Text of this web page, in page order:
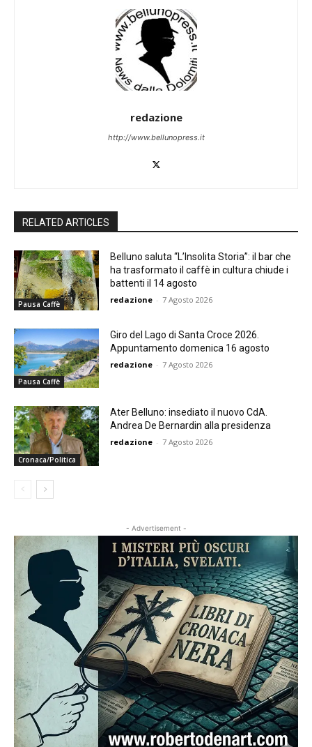
redazione
http://www.bellunopress.it
RELATED ARTICLES
Pausa Caffè
Belluno saluta “L’Insolita Storia”: il bar che
ha trasformato il caffè in cultura chiude i
battenti il 14 agosto
redazione - 7 Agosto 2026
Pausa Caffè
Giro del Lago di Santa Croce 2026.
Appuntamento domenica 16 agosto
redazione - 7 Agosto 2026
Cronaca/Politica
Ater Belluno: insediato il nuovo CdA.
Andrea De Bernardin alla presidenza
redazione - 7 Agosto 2026
- Advertisement -